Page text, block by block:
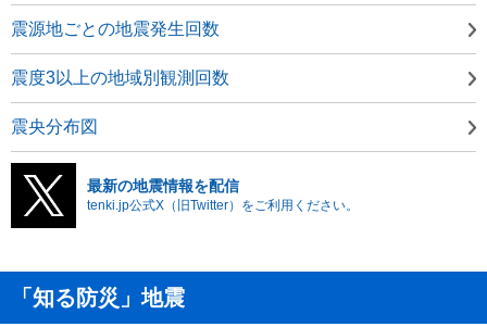
震源地ごとの地震発生回数
震度3以上の地域別観測回数
震央分布図
最新の地震情報を配信
tenki.jp公式X（旧Twitter）をご利用ください。
「知る防災」地震